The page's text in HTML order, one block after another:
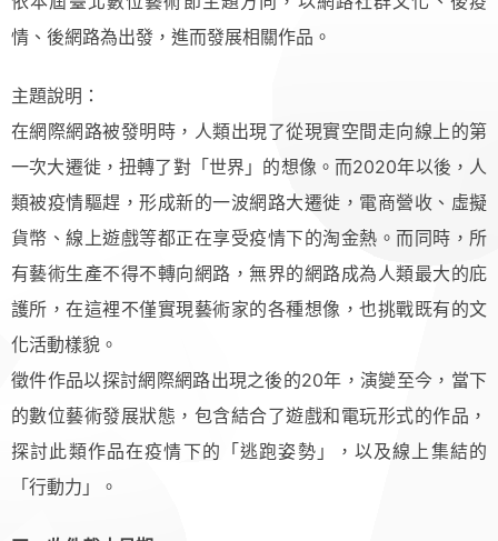
情、後網路為出發，進而發展相關作品。
主題說明：
在網際網路被發明時，人類出現了從現實空間走向線上的第
一次大遷徙，扭轉了對「世界」的想像。而2020年以後，人
類被疫情驅趕，形成新的一波網路大遷徙，電商營收、虛擬
貨幣、線上遊戲等都正在享受疫情下的淘金熱。而同時，所
有藝術生產不得不轉向網路，無界的網路成為人類最大的庇
護所，在這裡不僅實現藝術家的各種想像，也挑戰既有的文
化活動樣貌。
徵件作品以探討網際網路出現之後的20年，演變至今，當下
的數位藝術發展狀態，包含結合了遊戲和電玩形式的作品，
探討此類作品在疫情下的「逃跑姿勢」，以及線上集結的
「行動力」。